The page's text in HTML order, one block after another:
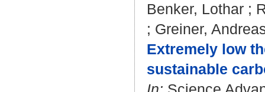
Benker, Lothar ;
; Greiner,
Extremely low
sustainable